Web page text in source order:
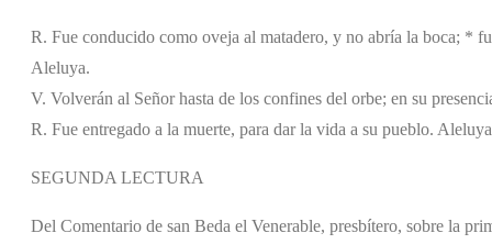
R. Fue conducido como oveja al matadero, y no abría la boca; *
Aleluya.
V. Volverán al Señor hasta de los confines del orbe; en su
R. Fue entregado a la muerte, para dar la vida a su pueblo.
SEGUNDA LECTURA
Del Comentario de san Beda el Venerable, presbítero, sobre la